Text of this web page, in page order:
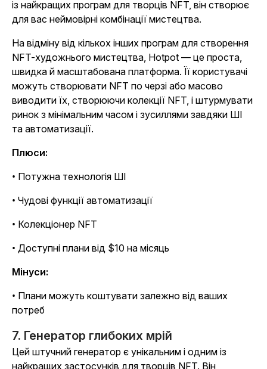
із найкращих програм для творців NFT, він створює
для вас неймовірні комбінації мистецтва.
На відміну від кількох інших програм для створення
NFT-художнього мистецтва, Hotpot — це проста,
швидка й масштабована платформа. Її користувачі
можуть створювати NFT по черзі або масово
виводити їх, створюючи колекції NFT, і штурмувати
ринок з мінімальним часом і зусиллями завдяки ШІ
та автоматизації.
Плюси:
• Потужна технологія ШІ
• Чудові функції автоматизації
• Колекціонер NFT
• Доступні плани від $10 на місяць
Мінуси:
• Плани можуть коштувати залежно від ваших
потреб
7. Генератор глибоких мрій
Цей штучний генератор є унікальним і одним із
найкращих застосунків для творців NFT. Він